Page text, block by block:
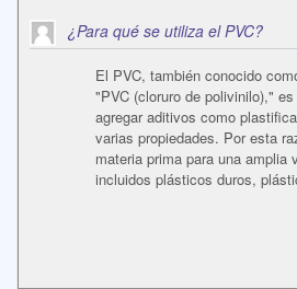
¿Para qué se utiliza el PVC?
El PVC, también conocido
"PVC (cloruro de polivinilo),"
agregar aditivos como
varias propiedades. Por esta
materia prima para una amplia
incluidos plásticos duros,